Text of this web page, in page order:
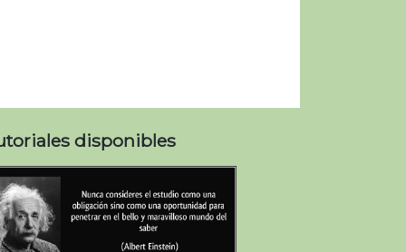
disponibles